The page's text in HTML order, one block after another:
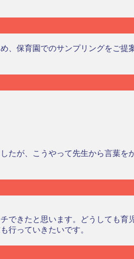
保育園でのサンプリングをご
が、こうやって先生から言葉を
きたと思います。どうしても育
行っていきたいです。